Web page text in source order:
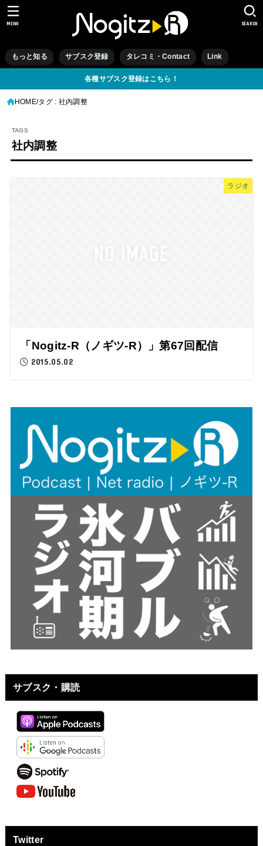
もっと知る サブスク登録 タレコミ・Contact Link
SEARCH
MENU
各種サブスク登録はこちら！
HOME タグ : 社内調整
社内調整
ラジオ
「Nogitz-R（ノギツ-R）」第67回配信
2015.05.02
サブスク・購読
Twitter